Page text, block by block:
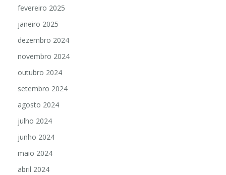
fevereiro 2025
janeiro 2025
dezembro 2024
novembro 2024
outubro 2024
setembro 2024
agosto 2024
julho 2024
junho 2024
maio 2024
abril 2024